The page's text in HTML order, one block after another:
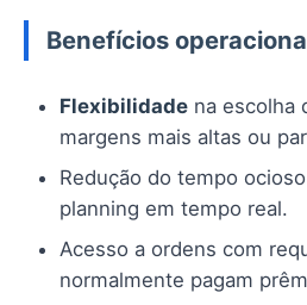
Benefícios
Flexibilidade na escolha
margens mais altas ou
Redução do tempo
planning em tempo real.
Acesso a ordens com
normalmente pagam